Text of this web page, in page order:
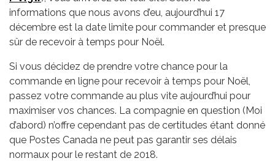
informations que nous avons d’eu, aujourd’hui 17
décembre est la date limite pour commander et presque
sûr de recevoir à temps pour Noël.
Si vous décidez de prendre votre chance pour la
commande en ligne pour recevoir à temps pour Noël,
passez votre commande au plus vite aujourd’hui pour
maximiser vos chances. La compagnie en question (Moi
d’abord) n’offre cependant pas de certitudes étant donné
que Postes Canada ne peut pas garantir ses délais
normaux pour le restant de 2018.